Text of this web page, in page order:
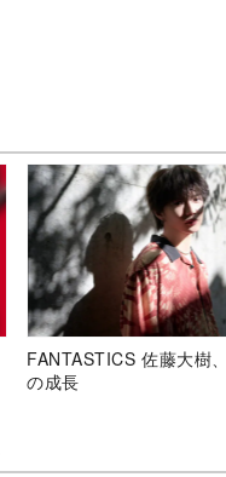
FANTASTICS 佐藤大樹
の成長